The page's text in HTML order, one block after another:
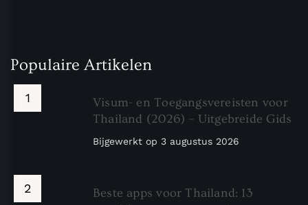
Populaire Artikelen
Visum- en Toegangsvereisten voor
Thailand (2026) – Uitgebreide Gids
Bijgewerkt op 3 augustus 2026
Beste apps voor Thailand: 13